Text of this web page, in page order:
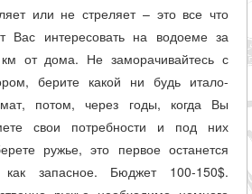
или не стреляет – это все что
Вас интересовать на водоеме за
от дома. Не заморачивайтесь с
берите какой ни будь итало-
потом, через годы, когда Вы
свои потребности и под них
ружье, это первое останется
запасное. Бюджет 100-150$.